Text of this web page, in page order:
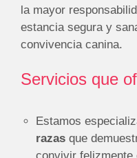
la mayor
estancia segura y
convivencia canina.
Servicios que
​Estamos
razas que
convivir felizmente